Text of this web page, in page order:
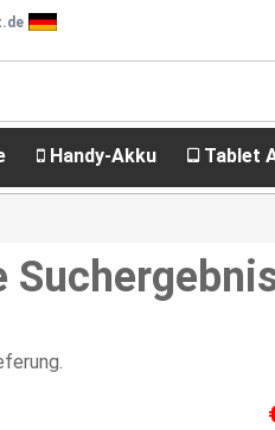
Handy-Akku Tablet